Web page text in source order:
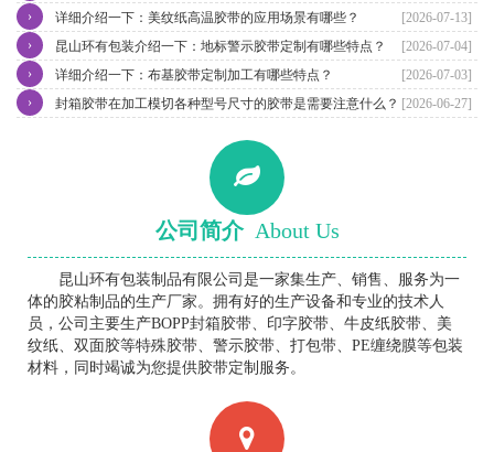
[2026-07-13]
详细介绍一下：美纹纸高温胶带的应用场景有哪些？
›
[2026-07-04]
昆山环有包装介绍一下：地标警示胶带定制有哪些特点？
›
[2026-07-03]
详细介绍一下：布基胶带定制加工有哪些特点？
›
[2026-06-27]
封箱胶带在加工模切各种型号尺寸的胶带是需要注意什么？
›
公司简介 About Us
昆山环有包装制品有限公司是一家集生产、销售、服务为一
体的胶粘制品的生产厂家。拥有好的生产设备和专业的技术人
员，公司主要生产BOPP封箱胶带、印字胶带、牛皮纸胶带、美
纹纸、双面胶等特殊胶带、警示胶带、打包带、PE缠绕膜等包装
材料，同时竭诚为您提供胶带定制服务。